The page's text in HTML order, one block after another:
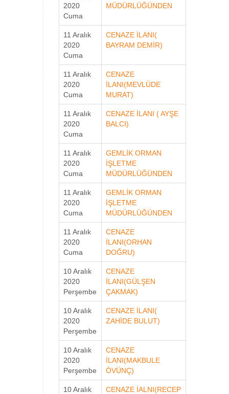
2020
Cuma
MÜDÜRLÜĞÜNDEN
11 Aralık
2020
Cuma
CENAZE İLANI(
BAYRAM DEMİR)
11 Aralık
2020
Cuma
CENAZE
İLANI(MEVLÜDE
MURAT)
11 Aralık
2020
Cuma
CENAZE İLANI ( AYŞE
BALCI)
11 Aralık
2020
Cuma
GEMLİK ORMAN
İŞLETME
MÜDÜRLÜĞÜNDEN
11 Aralık
2020
Cuma
GEMLİK ORMAN
İŞLETME
MÜDÜRLÜĞÜNDEN
11 Aralık
2020
Cuma
CENAZE
İLANI(ORHAN
DOĞRU)
10 Aralık
2020
Perşembe
CENAZE
İLANI(GÜLŞEN
ÇAKMAK)
10 Aralık
2020
Perşembe
CENAZE İLANI(
ZAHİDE BULUT)
10 Aralık
2020
Perşembe
CENAZE
İLANI(MAKBULE
ÖVÜNÇ)
10 Aralık
CENAZE İALNI(RECEP